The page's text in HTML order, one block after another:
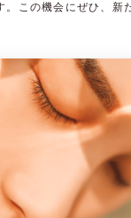
。この機会にぜひ、新